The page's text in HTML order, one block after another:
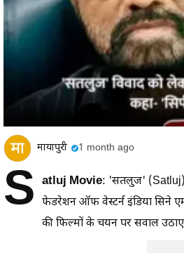
मायापुरी 1 month ago
S atluj Movie: 'सतलुज' (Satluj)
फेडरेशन ऑफ वेस्टर्न इंडिया सिने
की फिल्मों के चयन पर सवाल